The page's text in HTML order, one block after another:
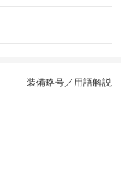
装備略号／用語解説